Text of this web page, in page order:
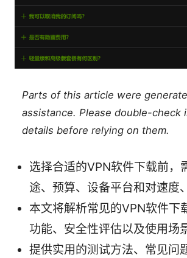
Parts of this article were
assistance. Please double-check
details before relying on them.
选择合适的VPN软件下载前，
途、预算、设备平台和对速度
本文将解析常见的VPN软件下
功能、安全性评估以及使用场
提供实用的测试方法、常见问